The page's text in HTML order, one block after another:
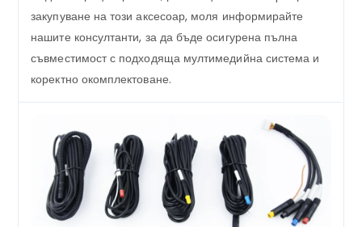
закупуване на този аксесоар, моля информирайте
нашите консултанти, за да бъде осигурена пълна
съвместимост с подходяща мултимедийна система и
коректно окомплектоване.